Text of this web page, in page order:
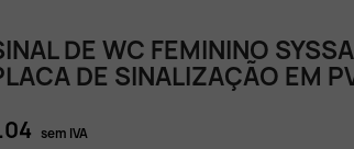
DE WC FEMININO
DE SINALIZAÇÃO EM
sem IVA